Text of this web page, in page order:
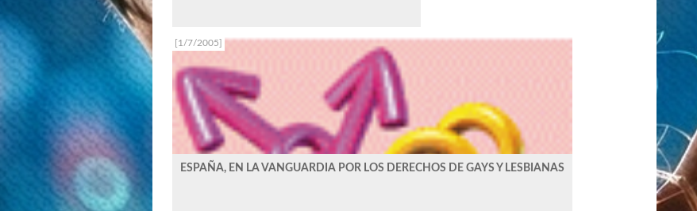
ESPAÑA, EN LA VANGUARDIA POR LOS DERECHOS DE GAYS Y LESBIANAS
[1/7/2005]